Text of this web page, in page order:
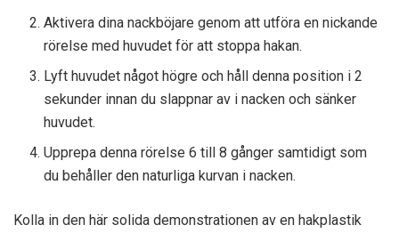
Aktivera dina nackböjare genom att utföra en nickande
rörelse med huvudet för att stoppa hakan.
Lyft huvudet något högre och håll denna position i 2
sekunder innan du slappnar av i nacken och sänker
huvudet.
Upprepa denna rörelse 6 till 8 gånger samtidigt som
du behåller den naturliga kurvan i nacken.
Kolla in den här solida demonstrationen av en hakplastik